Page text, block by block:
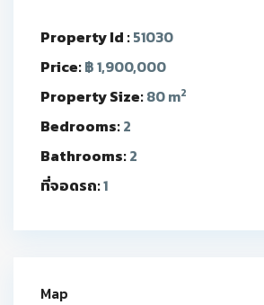
Property Id :51030
Price:฿ 1,900,000
Property Size:80 m2
Bedrooms:2
Bathrooms:2
ที่จอดรถ:1
Map